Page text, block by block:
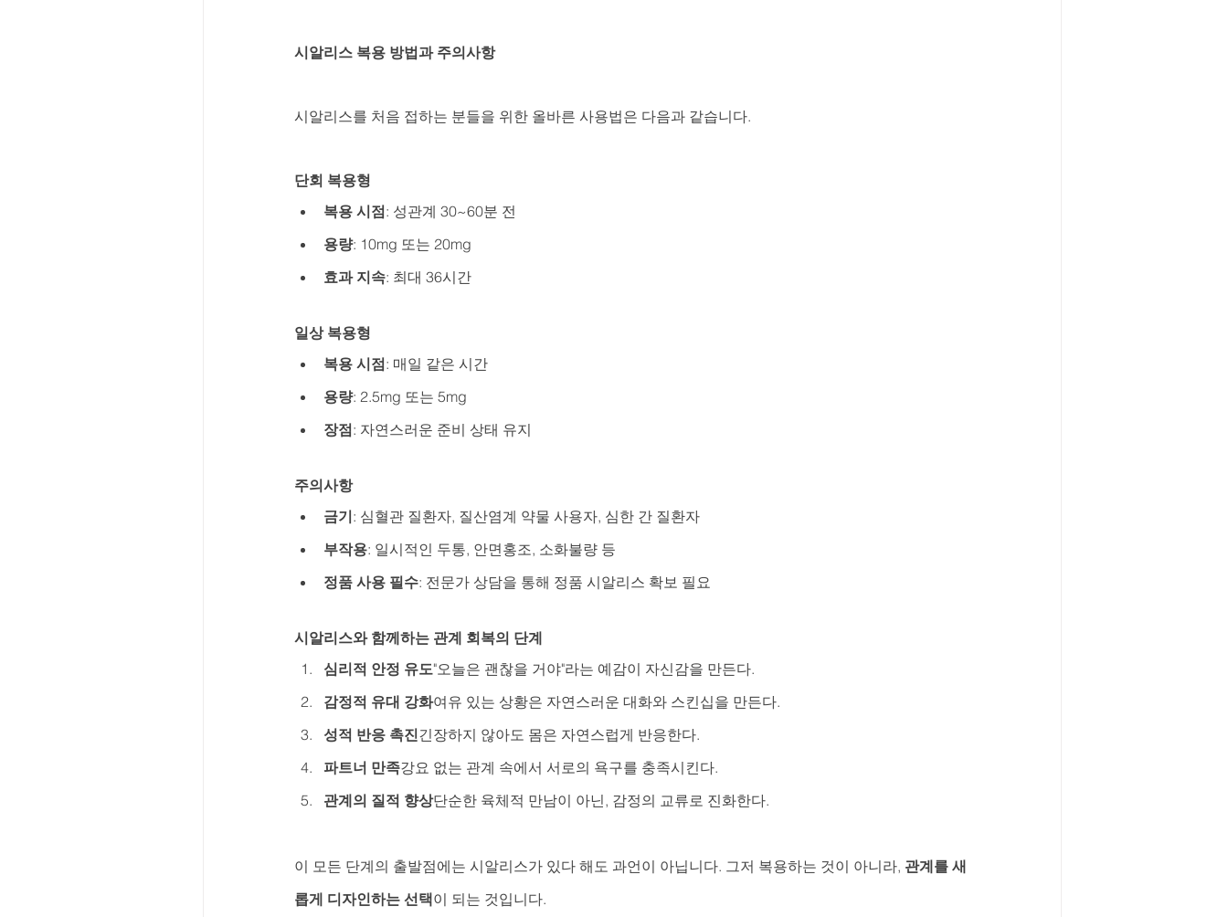
시알리스 복용 방법과 주의사항
시알리스를 처음 접하는 분들을 위한 올바른 사용법은 다음과 같습니다.
단회 복용형
복용 시점: 성관계 30~60분 전
용량: 10mg 또는 20mg
효과 지속: 최대 36시간
일상 복용형
복용 시점: 매일 같은 시간
용량: 2.5mg 또는 5mg
장점: 자연스러운 준비 상태 유지
주의사항
금기: 심혈관 질환자, 질산염계 약물 사용자, 심한 간 질환자
부작용: 일시적인 두통, 안면홍조, 소화불량 등
정품 사용 필수: 전문가 상담을 통해 정품 시알리스 확보 필요
시알리스와 함께하는 관계 회복의 단계
심리적 안정 유도"오늘은 괜찮을 거야"라는 예감이 자신감을 만든다.
감정적 유대 강화여유 있는 상황은 자연스러운 대화와 스킨십을 만든다.
성적 반응 촉진긴장하지 않아도 몸은 자연스럽게 반응한다.
파트너 만족강요 없는 관계 속에서 서로의 욕구를 충족시킨다.
관계의 질적 향상단순한 육체적 만남이 아닌, 감정의 교류로 진화한다.
이 모든 단계의 출발점에는 시알리스가 있다 해도 과언이 아닙니다. 그저 복용하는 것이 아니라, 관계를 새
롭게 디자인하는 선택이 되는 것입니다.